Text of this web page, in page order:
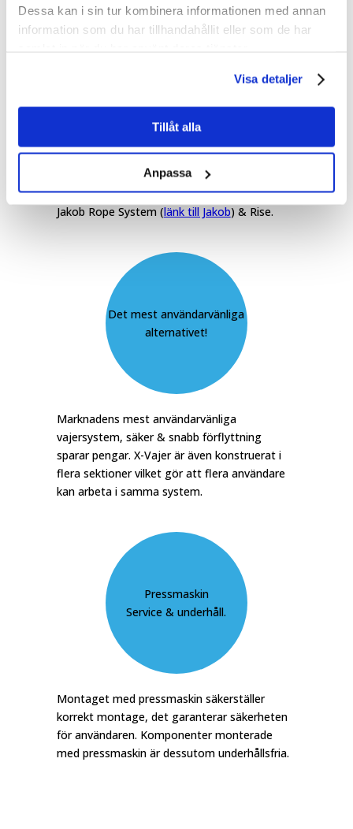
Dessa kan i sin tur kombinera informationen med annan
information som du har tillhandahållit eller som de har
Visa detaljer
Tillåt alla
Anpassa
Högsta kvalitet, prioritet
#1 vid säkerhet.
Svenskt vajersystem, testat och godkänt av
Jakob Rope System (länk till Jakob) & Rise.
Det mest användarvänliga
alternativet!
Marknadens mest användarvänliga
vajersystem, säker & snabb förflyttning
sparar pengar. X-Vajer är även konstruerat i
flera sektioner vilket gör att flera användare
kan arbeta i samma system.
Pressmaskin
Service & underhåll.
Montaget med pressmaskin säkerställer
korrekt montage, det garanterar säkerheten
för användaren. Komponenter monterade
med pressmaskin är dessutom underhållsfria.